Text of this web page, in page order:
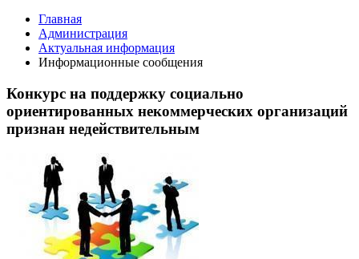
Главная
Администрация
Актуальная информация
Информационные сообщения
Конкурс на поддержку социально
ориентированных некоммерческих организаций
признан недействительным